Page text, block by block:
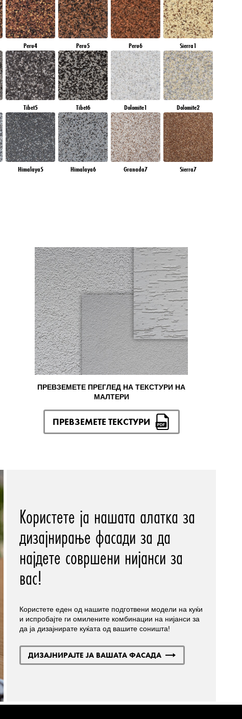
Peru4 Peru5 Peru6 Sierra1
Tibet5 Tibet6 Dolomite1 Dolomite2
Himalaya5 Himalaya6 Granada7 Sierra7
ПРЕВЗЕМЕТЕ ПРЕГЛЕД НА ТЕКСТУРИ НА
МАЛТЕРИ
ПРЕВЗЕМЕТЕ ТЕКСТУРИ
Користете ја нашата алатка за
дизајнирање фасади за да
најдете совршени нијанси за
вас!
Користете еден од нашите подготвени модели на куќи
и испробајте ги омилените комбинации на нијанси за
да ја дизајнирате куќата од вашите соништа!
ДИЗАЈНИРАЈТЕ ЈА ВАШАТА ФАСАДА